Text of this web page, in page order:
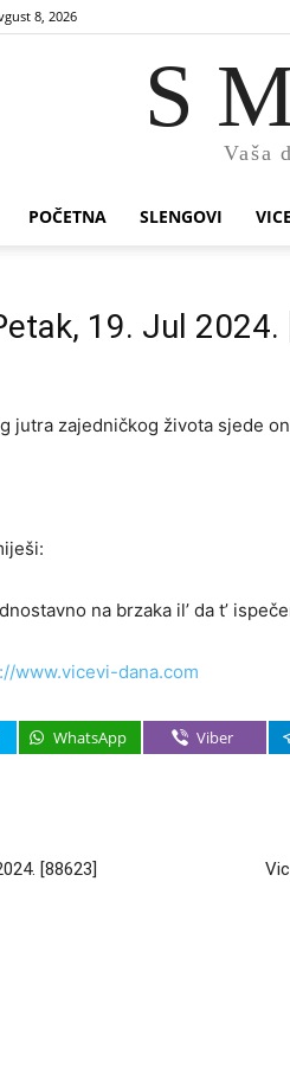
8, 2026
S
Vaša
POČETNA SLENGOVI
19. Jul 2024.
jutra zajedničkog života sjede
na brzaka il’ da t’
www.vicevi-dana.com
WhatsApp Viber
[88623]